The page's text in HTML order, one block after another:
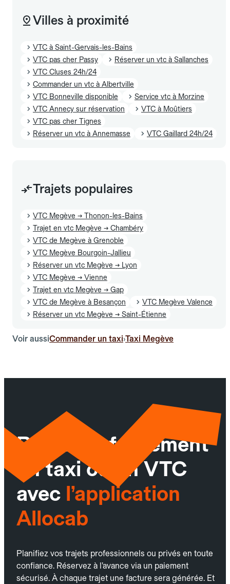
Villes à proximité
VTC à Saint-Gervais-les-Bains
VTC pas cher Passy
Réserver un vtc à Sallanches
VTC Cluses 24h/24
Commander un vtc à Albertville
VTC Bonneville disponible
Service vtc à Morzine
VTC Annecy sur réservation
VTC à Moûtiers
VTC pas cher Tignes
Réserver un vtc à Annemasse
VTC Gaillard 24h/24
Trajets populaires
VTC Megève → Thonon-les-Bains
Trajet en vtc Megève → Chambéry
VTC de Megève à Grenoble
VTC Megève Bourgoin-Jallieu
Réserver un vtc Megève → Lyon
VTC Megève → Vienne
Trajet en vtc Megève → Gap
VTC de Megève à Besançon
VTC Megève Valence
Réserver un vtc Megève → Saint-Étienne
Voir aussiCommander un taxi›Taxi Megève
Réservez facilement
un taxi ou un VTC
avec l’application
Allocab
Planifiez vos trajets professionnels ou privés en toute
confiance. Réservez à l’avance via un paiement
sécurisé. À chaque trajet une facture sera générée. Et